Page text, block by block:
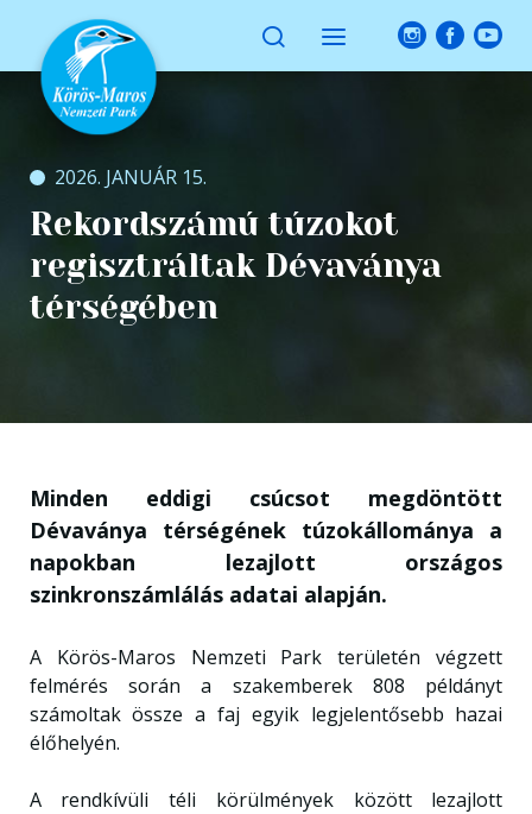
2026. JANUÁR 15.
Rekordszámú túzokot
regisztráltak Dévaványa
térségében
Minden eddigi csúcsot megdöntött
Dévaványa térségének túzokállománya a
napokban lezajlott országos
szinkronszámlálás adatai alapján.
A Körös-Maros Nemzeti Park területén végzett
felmérés során a szakemberek 808 példányt
számoltak össze a faj egyik legjelentősebb hazai
élőhelyén.
A rendkívüli téli körülmények között lezajlott